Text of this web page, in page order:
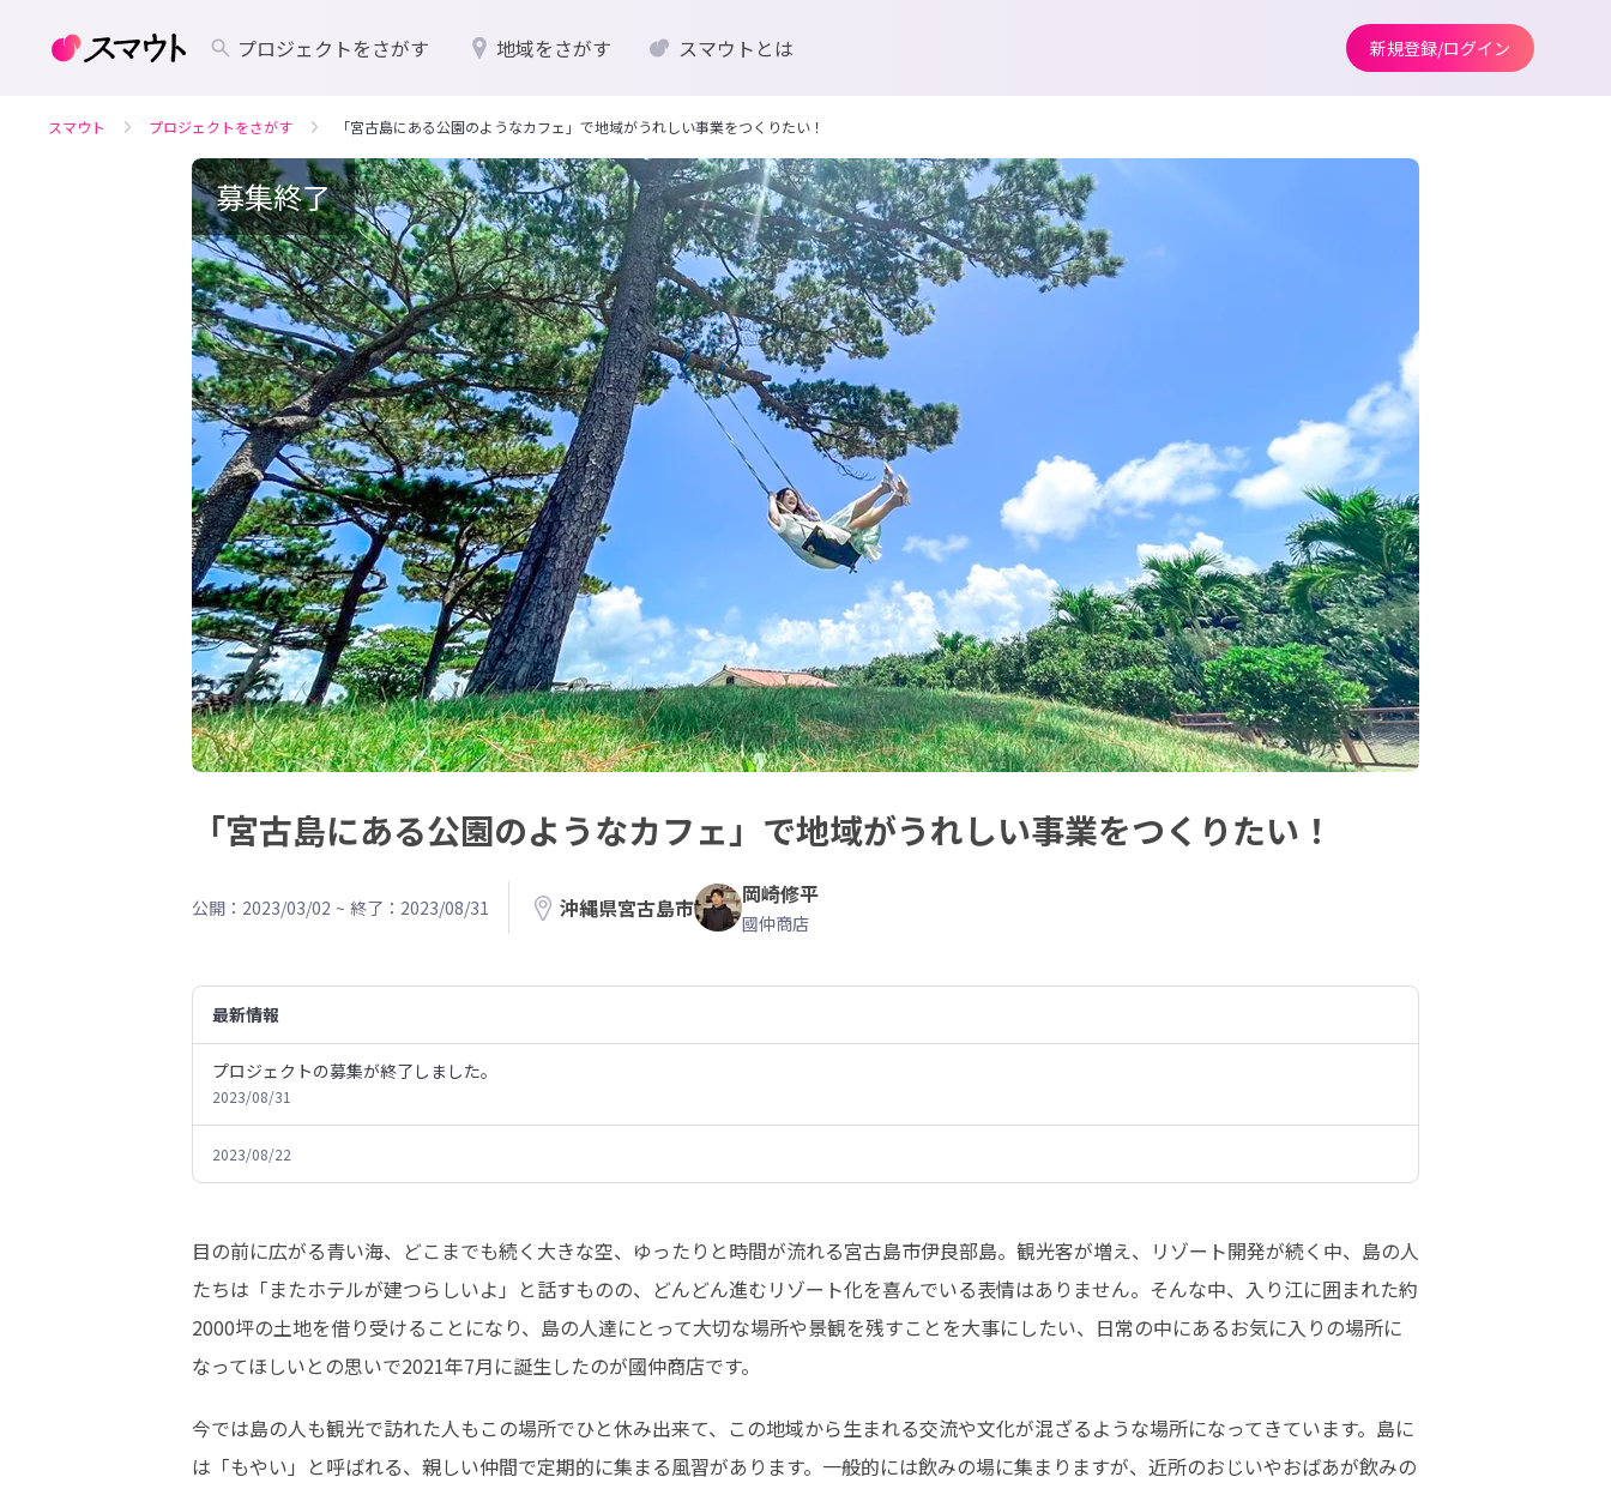
プロジェクトをさがす 地域をさがす スマウトとは 新規登録/ログイン
スマウト プロジェクトをさがす 「宮古島にある公園のようなカフェ」で地域がうれしい事業をつくりたい！
募集終了
「宮古島にある公園のようなカフェ」で地域がうれしい事業をつくりたい！
公開：2023/03/02 ~ 終了：2023/08/31 沖縄県宮古島市 岡崎修平
國仲商店
最新情報
プロジェクトの募集が終了しました。
2023/08/31
2023/08/22
目の前に広がる青い海、どこまでも続く大きな空、ゆったりと時間が流れる宮古島市伊良部島。観光客が増え、リゾート開発が続く中、島の人
たちは「またホテルが建つらしいよ」と話すものの、どんどん進むリゾート化を喜んでいる表情はありません。そんな中、入り江に囲まれた約
2000坪の土地を借り受けることになり、島の人達にとって大切な場所や景観を残すことを大事にしたい、日常の中にあるお気に入りの場所に
なってほしいとの思いで2021年7月に誕生したのが國仲商店です。
今では島の人も観光で訪れた人もこの場所でひと休み出来て、この地域から生まれる交流や文化が混ざるような場所になってきています。島に
は「もやい」と呼ばれる、親しい仲間で定期的に集まる風習があります。一般的には飲みの場に集まりますが、近所のおじいやおばあが飲みの